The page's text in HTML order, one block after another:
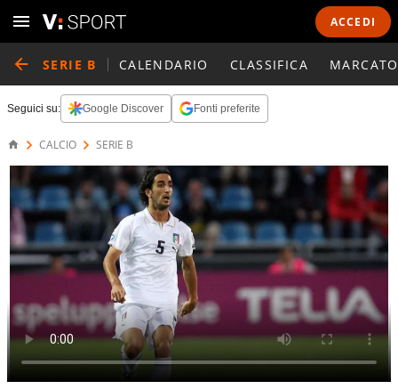
ACCEDI
SERIE B CALENDARIO CLASSIFICA
Seguici su: Google Discover Fonti preferite
CALCIO SERIE B